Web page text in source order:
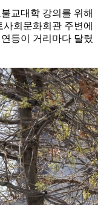
교대학 강의를 위해
회문화회관 주변에
등이 거리마다 달렸